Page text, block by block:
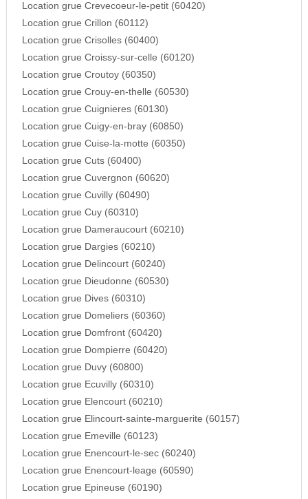
Location grue Crevecoeur-le-petit (60420)
Location grue Crillon (60112)
Location grue Crisolles (60400)
Location grue Croissy-sur-celle (60120)
Location grue Croutoy (60350)
Location grue Crouy-en-thelle (60530)
Location grue Cuignieres (60130)
Location grue Cuigy-en-bray (60850)
Location grue Cuise-la-motte (60350)
Location grue Cuts (60400)
Location grue Cuvergnon (60620)
Location grue Cuvilly (60490)
Location grue Cuy (60310)
Location grue Dameraucourt (60210)
Location grue Dargies (60210)
Location grue Delincourt (60240)
Location grue Dieudonne (60530)
Location grue Dives (60310)
Location grue Domeliers (60360)
Location grue Domfront (60420)
Location grue Dompierre (60420)
Location grue Duvy (60800)
Location grue Ecuvilly (60310)
Location grue Elencourt (60210)
Location grue Elincourt-sainte-marguerite (60157)
Location grue Emeville (60123)
Location grue Enencourt-le-sec (60240)
Location grue Enencourt-leage (60590)
Location grue Epineuse (60190)